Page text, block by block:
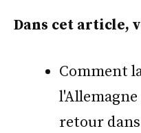
Dans cet article,
Comment
l'Allemagne
retour